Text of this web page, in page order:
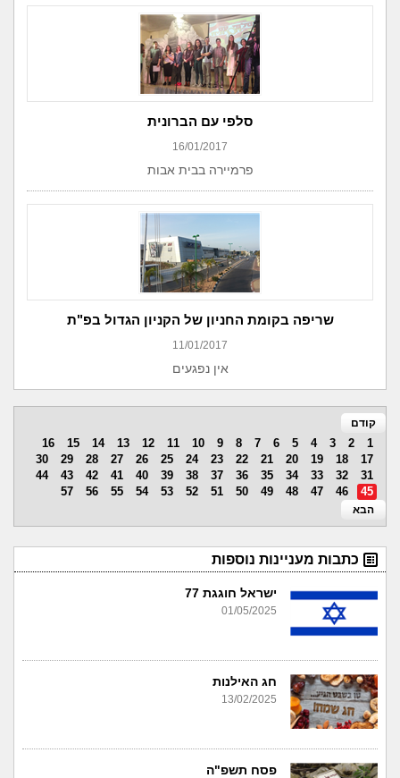
סלפי עם הברונית
16/01/2017
פרמיירה בבית אבות
שריפה בקומת החניון של הקניון הגדול בפ"ת
11/01/2017
אין נפגעים
קודם
1
2
3
4
5
6
7
8
9
10
11
12
13
14
15
16
17
18
19
20
21
22
23
24
25
26
27
28
29
30
31
32
33
34
35
36
37
38
39
40
41
42
43
44
45
46
47
48
49
50
51
52
53
54
55
56
57
הבא
כתבות מעניינות נוספות
ישראל חוגגת 77
01/05/2025
חג האילנות
13/02/2025
פסח תשפ"ה